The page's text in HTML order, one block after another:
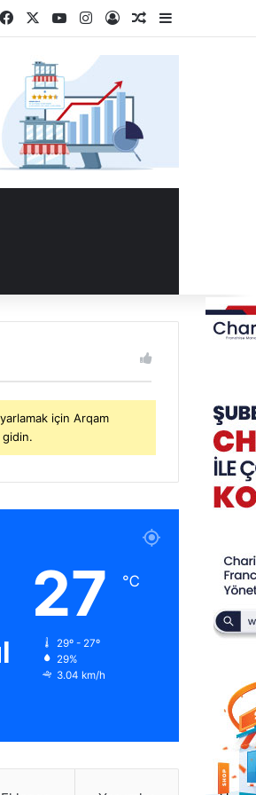
FacebookYouTubeInstagram
Kayıt OlRastgele Makale
Kenar
için Arqam
gidin.
27 ℃
29º - 27º
29%
3.04 km/h